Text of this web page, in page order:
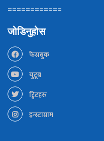
============
जोडिनुहोस
फेसबुक
युटूब
ट्विटहरु
इन्स्टाग्राम